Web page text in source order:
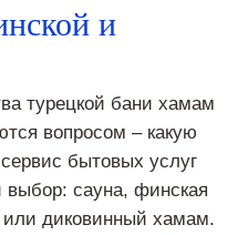
и
вопросом – какую
бытовых услуг
выбор: сауна, финская
или диковинный хамам.